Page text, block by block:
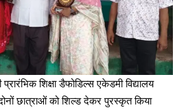
शिक्षा डैफोडिल्स‌‌ एकेडमी विद्यालय
छात्राओं को शिल्ड‌ देकर पुरस्कृत किया